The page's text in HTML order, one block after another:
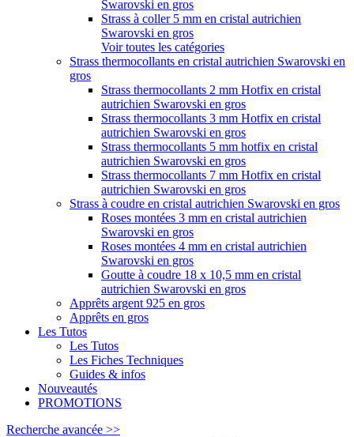
Swarovski en gros
Strass à coller 5 mm en cristal autrichien
Swarovski en gros
Voir toutes les catégories
Strass thermocollants en cristal autrichien Swarovski en
gros
Strass thermocollants 2 mm Hotfix en cristal
autrichien Swarovski en gros
Strass thermocollants 3 mm Hotfix en cristal
autrichien Swarovski en gros
Strass thermocollants 5 mm hotfix en cristal
autrichien Swarovski en gros
Strass thermocollants 7 mm Hotfix en cristal
autrichien Swarovski en gros
Strass à coudre en cristal autrichien Swarovski en gros
Roses montées 3 mm en cristal autrichien
Swarovski en gros
Roses montées 4 mm en cristal autrichien
Swarovski en gros
Goutte à coudre 18 x 10,5 mm en cristal
autrichien Swarovski en gros
Apprêts argent 925 en gros
Apprêts en gros
Les Tutos
Les Tutos
Les Fiches Techniques
Guides & infos
Nouveautés
PROMOTIONS
Recherche avancée >>